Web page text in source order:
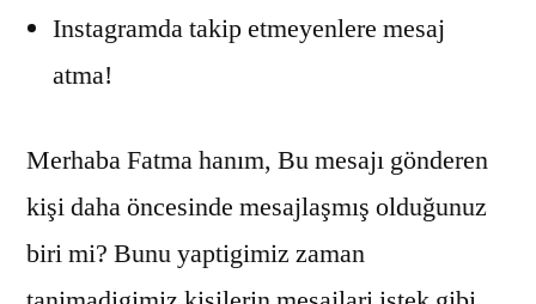
Instagramda takip etmeyenlere mesaj
atma!
Merhaba Fatma hanım, Bu mesajı gönderen
kişi daha öncesinde mesajlaşmış olduğunuz
biri mi? Bunu yaptigimiz zaman